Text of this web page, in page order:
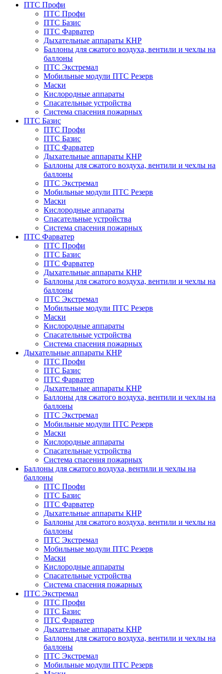
ПТС Профи
ПТС Профи
ПТС Базис
ПТС Фарватер
Дыхательные аппараты КНР
Баллоны для сжатого воздуха, вентили и чехлы на
баллоны
ПТС Экстремал
Мобильные модули ПТС Резерв
Маски
Кислородные аппараты
Спасательные устройства
Система спасения пожарных
ПТС Базис
ПТС Профи
ПТС Базис
ПТС Фарватер
Дыхательные аппараты КНР
Баллоны для сжатого воздуха, вентили и чехлы на
баллоны
ПТС Экстремал
Мобильные модули ПТС Резерв
Маски
Кислородные аппараты
Спасательные устройства
Система спасения пожарных
ПТС Фарватер
ПТС Профи
ПТС Базис
ПТС Фарватер
Дыхательные аппараты КНР
Баллоны для сжатого воздуха, вентили и чехлы на
баллоны
ПТС Экстремал
Мобильные модули ПТС Резерв
Маски
Кислородные аппараты
Спасательные устройства
Система спасения пожарных
Дыхательные аппараты КНР
ПТС Профи
ПТС Базис
ПТС Фарватер
Дыхательные аппараты КНР
Баллоны для сжатого воздуха, вентили и чехлы на
баллоны
ПТС Экстремал
Мобильные модули ПТС Резерв
Маски
Кислородные аппараты
Спасательные устройства
Система спасения пожарных
Баллоны для сжатого воздуха, вентили и чехлы на
баллоны
ПТС Профи
ПТС Базис
ПТС Фарватер
Дыхательные аппараты КНР
Баллоны для сжатого воздуха, вентили и чехлы на
баллоны
ПТС Экстремал
Мобильные модули ПТС Резерв
Маски
Кислородные аппараты
Спасательные устройства
Система спасения пожарных
ПТС Экстремал
ПТС Профи
ПТС Базис
ПТС Фарватер
Дыхательные аппараты КНР
Баллоны для сжатого воздуха, вентили и чехлы на
баллоны
ПТС Экстремал
Мобильные модули ПТС Резерв